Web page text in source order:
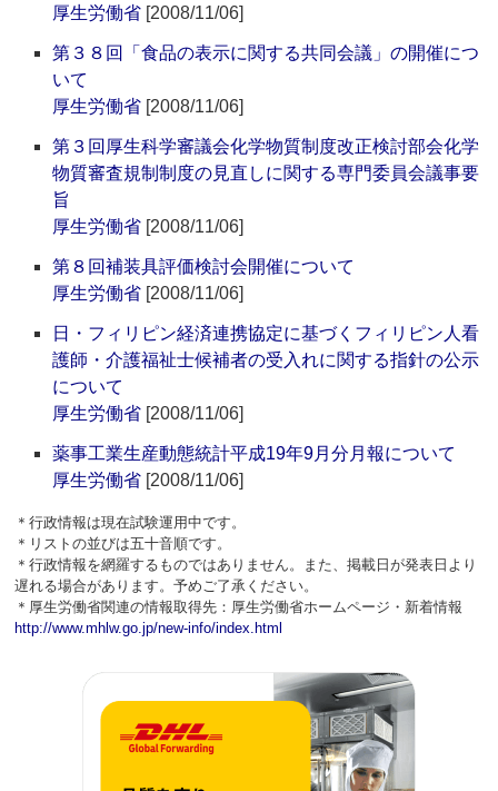
厚生労働省 [2008/11/06]
第３８回「食品の表示に関する共同会議」の開催につ
いて
厚生労働省 [2008/11/06]
第３回厚生科学審議会化学物質制度改正検討部会化学
物質審査規制制度の見直しに関する専門委員会議事要
旨
厚生労働省 [2008/11/06]
第８回補装具評価検討会開催について
厚生労働省 [2008/11/06]
日・フィリピン経済連携協定に基づくフィリピン人看
護師・介護福祉士候補者の受入れに関する指針の公示
について
厚生労働省 [2008/11/06]
薬事工業生産動態統計平成19年9月分月報について
厚生労働省 [2008/11/06]
＊行政情報は現在試験運用中です。
＊リストの並びは五十音順です。
＊行政情報を網羅するものではありません。また、掲載日が発表日より
遅れる場合があります。予めご了承ください。
＊厚生労働省関連の情報取得先：厚生労働省ホームページ・新着情報
http://www.mhlw.go.jp/new-info/index.html